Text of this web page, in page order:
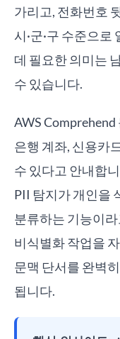
가리고, 전화번호
시·군·구 수준으
데 필요한 의미는
수 있습니다.
AWS
은행 계좌, 신용카
수 있다고 안내합
PII 탐지가 개인을
분류하는 기능이
비식별화 작업을
문맥 단서를 완벽
됩니다.